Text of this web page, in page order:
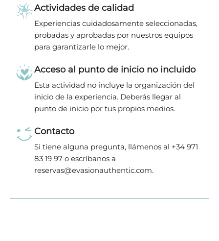
Actividades de calidad
Experiencias cuidadosamente seleccionadas,
probadas y aprobadas por nuestros equipos
para garantizarle lo mejor.
Acceso al punto de inicio no incluido
Esta actividad no incluye la organización del
inicio de la experiencia. Deberás llegar al
punto de inicio por tus propios medios.
Contacto
Si tiene alguna pregunta, llámenos al +34 971
83 19 97 o escríbanos a
reservas@evasionauthentic.com.